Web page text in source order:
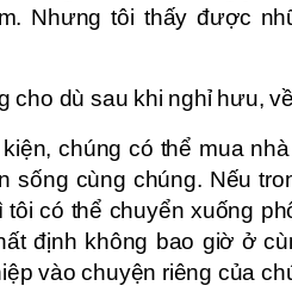
Nhưng tôi thấy được
cho dù sau khi nghỉ hưu,
chúng có thể mua
sống cùng chúng. Nếu
có thể chuyển xuống
định không bao giờ ở
vào chuyện riêng của